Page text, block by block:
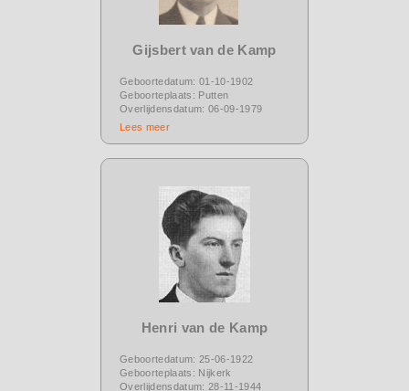
Gijsbert van de Kamp
Geboortedatum: 01-10-1902
Geboorteplaats: Putten
Overlijdensdatum: 06-09-1979
Lees meer
Henri van de Kamp
Geboortedatum: 25-06-1922
Geboorteplaats: Nijkerk
Overlijdensdatum: 28-11-1944